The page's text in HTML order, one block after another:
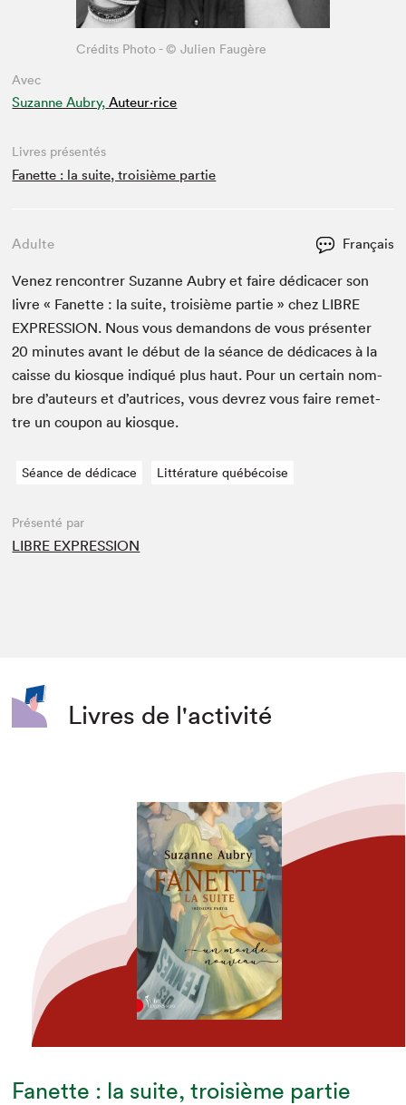
Avec
Suzanne Aubry, Auteur·rice
Crédits Photo - © Julien Faugère
Livres présentés
Fanette : la suite, troisième partie
Adulte Français
Venez ren­con­tr­er Suzanne Aubry et faire dédi­cac­er son
livre « Fanette : la suite, troisième par­tie » chez LIBRE
EXPRES­SION. Nous vous deman­dons de vous présen­ter
20 min­utes avant le début de la séance de dédi­caces à la
caisse du kiosque indiqué plus haut. Pour un cer­tain nom­
bre d’auteurs et d’autrices, vous devrez vous faire remet­
tre un coupon au kiosque.
Séance de dédicace Littérature québécoise
Présenté par
LIBRE EXPRESSION
Livres de l'activité
Fanette : la suite, troisième partie